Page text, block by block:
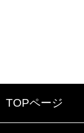
TOPページ